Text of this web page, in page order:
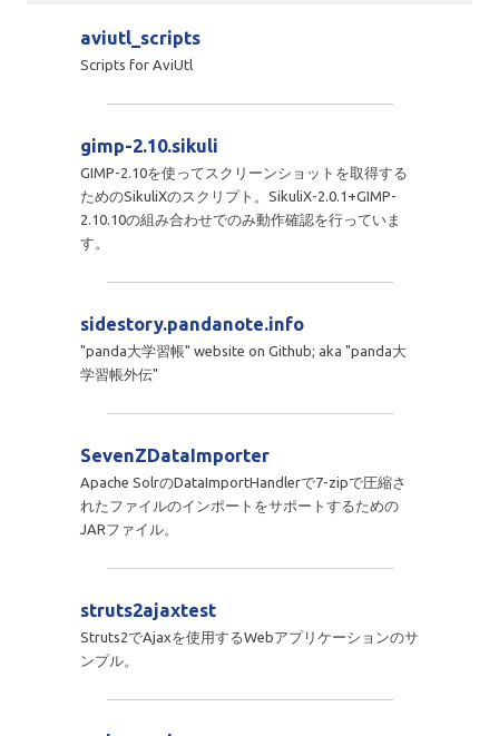
aviutl_scripts
Scripts for AviUtl
gimp-2.10.sikuli
GIMP-2.10を使ってスクリーンショットを取得する
ためのSikuliXのスクリプト。SikuliX-2.0.1+GIMP-
2.10.10の組み合わせでのみ動作確認を行っていま
す。
sidestory.pandanote.info
"panda大学習帳" website on Github; aka "panda大
学習帳外伝"
SevenZDataImporter
Apache SolrのDataImportHandlerで7-zipで圧縮さ
れたファイルのインポートをサポートするための
JARファイル。
struts2ajaxtest
Struts2でAjaxを使用するWebアプリケーションのサ
ンプル。